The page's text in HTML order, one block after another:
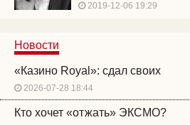
2019-12-06 19:29
Новости
«Казино Royal»: сдал своих
2026-07-28 18:44
Кто хочет «отжать» ЭКСМО?